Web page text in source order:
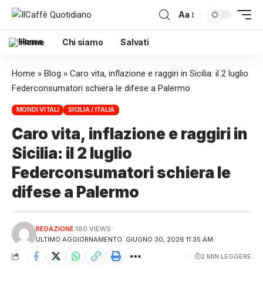
Aa
Home Chi siamo Salvati
Home » Blog » Caro vita, inflazione e raggiri in Sicilia: il 2 luglio
Federconsumatori schiera le difese a Palermo
MONDI VITALI SICILIA / ITALIA
Caro vita, inflazione e raggiri in
Sicilia: il 2 luglio
Federconsumatori schiera le
difese a Palermo
ULTIMO AGGIORNAMENTO: GIUGNO 30, 2026 11:35 AM
REDAZIONE 180 VIEWS
2 MIN LEGGERE